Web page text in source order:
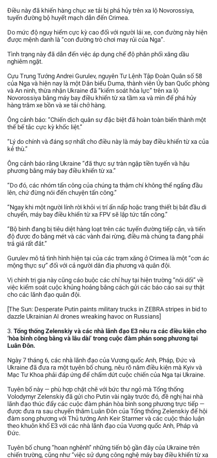
Điều này đã khiến hàng chục xe tải bị phá hủy trên xa lộ Novorossiya,
tuyến đường bộ huyết mạch dẫn đến Crimea.
Do mức độ nguy hiểm cực kỳ cao đối với người lái xe, con đường này hiện
được mệnh danh là “con đường trò chơi may rủi của Nga”.
Tình trạng này đã dẫn đến việc áp dụng chế độ phân phối xăng dầu
nghiêm ngặt.
Cựu Trung Tướng Andrei Gurulev, nguyên Tư Lệnh Tập Đoàn Quân số 58
của Nga và hiện nay là một Dân biểu Duma, thành viên Ủy ban Quốc phòng
và An ninh, thừa nhận Ukraine đã “kiểm soát hỏa lực” trên xa lộ
Novorossiya bằng máy bay điều khiển từ xa tầm xa và mìn để phá hủy
hàng trăm xe bồn và xe tải chở hàng.
Ông cảnh báo: “Chiến dịch quân sự đặc biệt đã hoàn toàn biến thành một
thế bế tắc cực kỳ khốc liệt.”
“Lý do chính và đáng sợ nhất cho điều này là máy bay điều khiển từ xa của
kẻ thù.”
Ông cảnh báo rằng Ukraine “đã thực sự tràn ngập tiền tuyến và hậu
phương bằng máy bay điều khiển từ xa.”
“Do đó, các nhóm tấn công của chúng ta thậm chí không thể ngẩng đầu
lên, chứ đừng nói đến chuyện tấn công.”
“Ngay khi một người lính rời khỏi vị trí ẩn nấp hoặc trang thiết bị bắt đầu di
chuyển, máy bay điều khiển từ xa FPV sẽ lập tức tấn công.”
“Bộ binh đang bị tiêu diệt hàng loạt trên các tuyến đường tiếp cận, và tiến
độ được đo bằng mét và các vành đai rừng, điều mà chúng ta đang phải
trả giá rất đắt.”
Gurulev mô tả tình hình hiện tại của các trạm xăng ở Crimea là một “cơn ác
mộng thực sự” đối với cả người dân địa phương và quân đội.
Vị chính trị gia này cũng cáo buộc các chỉ huy tại hiện trường “nói dối” về
việc kiểm soát cuộc khủng hoảng bằng cách gửi các báo cáo sai sự thật
cho các lãnh đạo quân đội.
[The Sun: Desperate Putin paints military trucks in ZEBRA stripes in bid to
dazzle Ukrainian AI drones wreaking havoc on Russians]
3. Tổng thống Zelenskiy và các nhà lãnh đạo E3 nêu ra các điều kiện cho
‘hòa bình công bằng và lâu dài’ trong cuộc đàm phán song phương tại
Luân Đôn.
Ngày 7 tháng 6, các nhà lãnh đạo của Vương quốc Anh, Pháp, Đức và
Ukraine đã đưa ra một tuyên bố chung, nêu rõ năm điều kiện mà Kyiv và
Mạc Tư Khoa phải đáp ứng để chấm dứt cuộc chiến của Nga tại Ukraine.
Tuyên bố này — phù hợp chặt chẽ với bức thư ngỏ mà Tổng thống
Volodymyr Zelenskiy đã gửi cho Putin vài ngày trước đó, đề nghị hai nhà
lãnh đạo thúc đẩy các cuộc đàm phán hòa bình song phương trực tiếp —
được đưa ra sau chuyến thăm Luân Đôn của Tổng thống Zelenskiy để hội
đàm song phương với Thủ tướng Anh Keir Starmer và các cuộc thảo luận
theo khuôn khổ E3 với các nhà lãnh đạo của Vương quốc Anh, Pháp và
Đức.
Tuyên bố chung “hoan nghênh” những tiến bộ gần đây của Ukraine trên
chiến trường, cũng như “việc sử dụng công nghệ máy bay điều khiển từ xa